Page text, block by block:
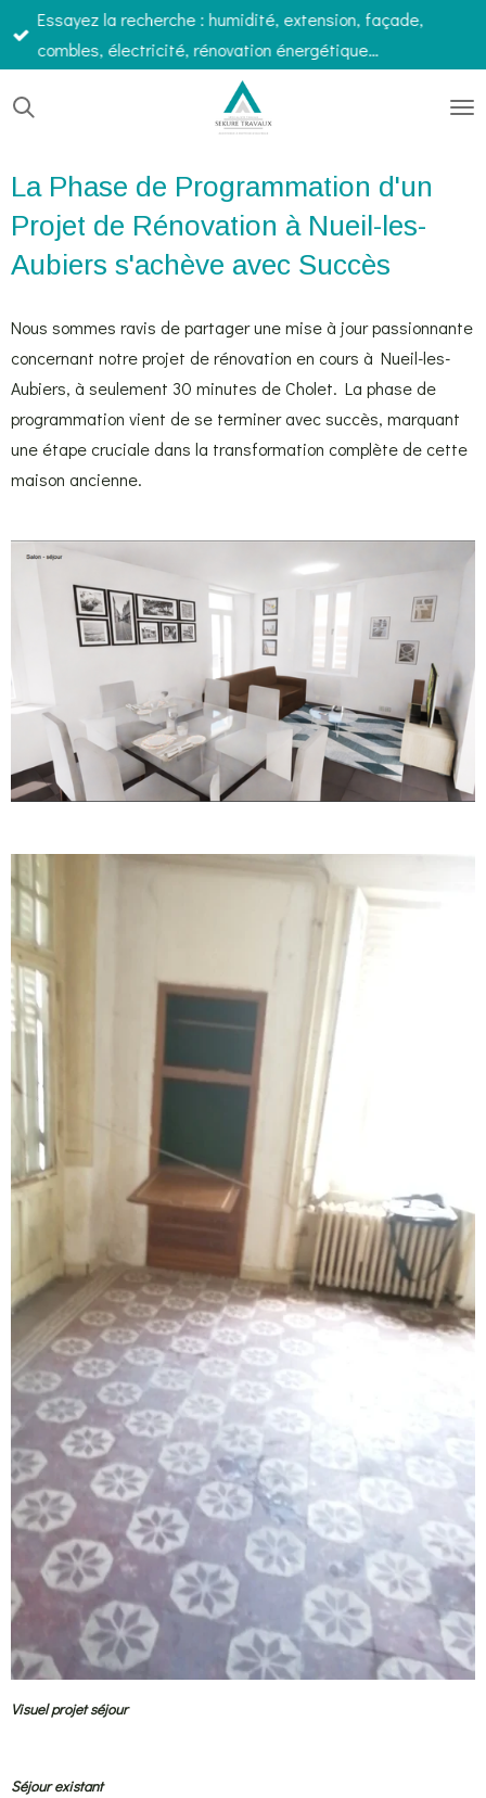
Passer
principal
Essayez la recherche : humidité, extension, façade,
combles, électricité, rénovation énergétique…
La Phase de Programmation d'un
Projet de Rénovation à Nueil-les-
Aubiers s'achève avec Succès
Nous sommes ravis de partager une mise à jour passionnante
concernant notre projet de rénovation en cours à Nueil-les-
Aubiers, à seulement 30 minutes de Cholet. La phase de
programmation vient de se terminer avec succès, marquant
une étape cruciale dans la transformation complète de cette
maison ancienne.
Visuel projet séjour
Séjour existant